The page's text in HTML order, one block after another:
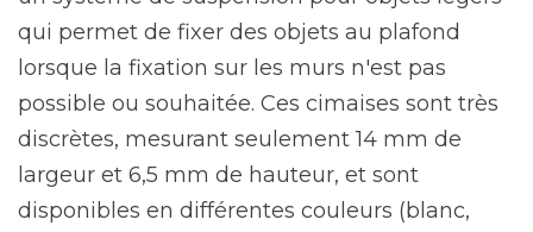
qui permet de fixer des objets au plafond
lorsque la fixation sur les murs n'est pas
possible ou souhaitée. Ces cimaises sont très
discrètes, mesurant seulement 14 mm de
largeur et 6,5 mm de hauteur, et sont
disponibles en différentes couleurs (blanc,